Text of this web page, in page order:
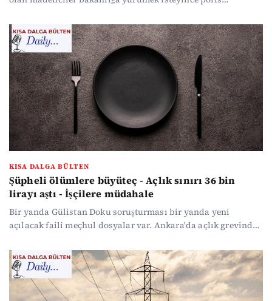
da polis müdahale etti. Aziz İhsan Aktaş davasında dinlenen
gizli tanık XYZ49QP "Somut bilgim yok" dedi. Gazeteci Alican
Uludağ'ın dosyası Ankara'ya gönderildi, kendisini Silivri'de
kaldı. İlk duruşmaya da SEGBİS'le bağlanmasına karar
verildi. ABD - İran hattında diplomasi belirsiz bir sürece
girdi...
KISA DALGA BÜLTEN
Şüpheli ölümlere büyüteç - Açlık sınırı 36 bin
lirayı aştı - İşçilere müdahale
Bir yanda Gülistan Doku soruşturması bir yanda yeni
açılacak faili meçhul dosyalar var. Ankara'da açlık grevinde
uzatıldı.. Ve tüm bu hareketliliğin içinde kritik bir veri
açıklandı: Açlık sınırı 36 bini, yoksulluk sınırı 108 bin lirayı
aştı... Haber yoğunluğunda kaybolmak istemeyenler için
gündemin öne çıkan başlıklarını özetledik...